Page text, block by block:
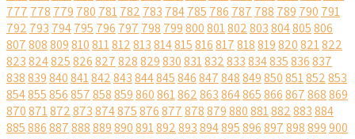
777 778 779 780 781782 783 784785 786 787 788 789 790 791
792 793 794795 796 797 798 799800801802803804805806
807808809810811812813814815816817818819820821822
823824825826827828829830831832833834835836837
838839840841842843844845846847848849850851852853
854855856857858859860861862863864865866867868869
870871872873874875876877878879880881882883884
885886887888889890891892893894895896897898899900